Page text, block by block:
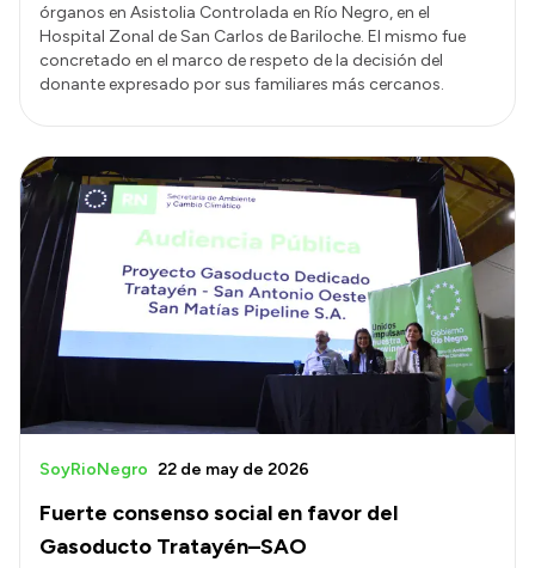
Intranet
Login
órganos en Asistolia Controlada en Río Negro, en el
Hospital Zonal de San Carlos de Bariloche. El mismo fue
concretado en el marco de respeto de la decisión del
donante expresado por sus familiares más cercanos.
Fuerte consenso social en favor del
Gasoducto Tratayén–SAO
SoyRioNegro 22 de may de 2026